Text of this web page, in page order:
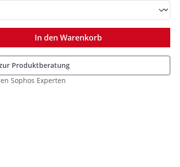
Wert ein oder
In den Warenkorb
Produktberatung
Sophos Experten